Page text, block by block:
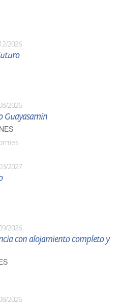
2026
2026
Guayasamín
2027
2026
con alojamiento completo y
2026